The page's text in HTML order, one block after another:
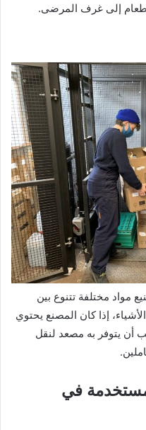
إلى غرف المرضى.
مواد مختلفة تتنوع بين
إذا كان المصنع يحتوي
أن يتوفر به مصعد لنقل
في